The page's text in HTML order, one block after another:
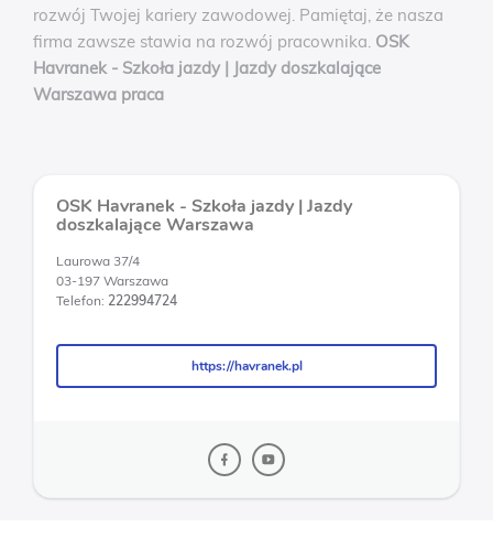
rozwój Twojej kariery zawodowej. Pamiętaj, że nasza
firma zawsze stawia na rozwój pracownika. OSK
Havranek - Szkoła jazdy | Jazdy doszkalające
Warszawa praca
OSK Havranek - Szkoła jazdy | Jazdy
doszkalające Warszawa
Laurowa 37/4
03-197 Warszawa
Telefon: 222994724
https://havranek.pl
https://havranek.pl